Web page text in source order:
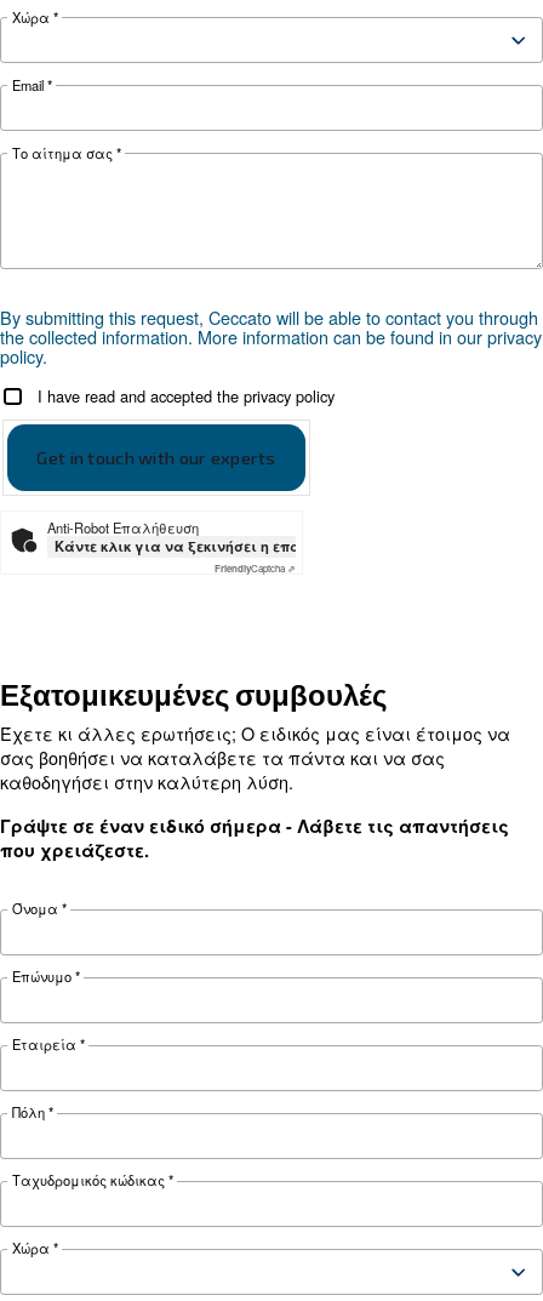
Πλεονεκτήματα
εφαρμογή σας
προσαρμόσιμα στα περισσότερα
Ψάχνετε το σωστό προϊόν για
εφαρμογή σας;
ΕΝΔΕΔΕΙΓΜΈΝΗ ΧΡΉΣΗ
Εφαρμογές πεπιεσμένου αέρα
Μετάβαση στη σελίδα εφαρμογής